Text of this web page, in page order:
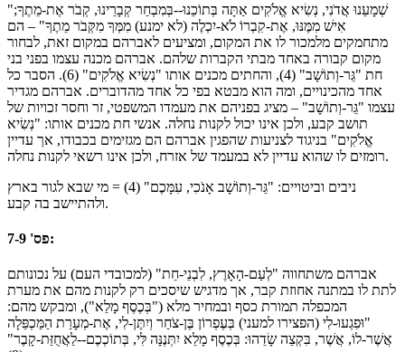
"שְׁמָעֵנוּ אֲדֹנִי, נְשִׂיא אֱלֹקִים אַתָּה בְּתוֹכֵנוּ--בְּמִבְחַר קְבָרֵינוּ, קְבֹר אֶת-מֵתֶךָ;
אִישׁ מִמֶּנּוּ, אֶת-קִבְרוֹ לֹא-יִכְלֶה (לא ימנע) מִמְּךָ מִקְּבֹר מֵתֶךָ" – הם
מתחמקים מלמכור לו את המקום, ומציעים לאברהם במקום זאת, לבחור
מקום קבורה באחד מבתי הקברות שלהם. אברהם מכנה עצמו בפני בני
חת "גֵּר-וְתוֹשָׁב" (4), והחתים מכנים אותו "נְשִׂיא אֱלֹקִים" (6). הסבר כל
אחד מהכינויים, ומה הוא מבטא בפי כל אחד מהדוברים. אברהם מגדיר
עצמו "גֵּר-וְתוֹשָׁב" – מציג בפניהם את מעמדו המשפטי, זר וחסר זכויות של
תושב קבע, ולכן אינו יכול לקנות נחלה. אנשי חת מכנים אותו: "נְשִׂיא
אֱלֹקִים" בניגוד לצניעות שהפגין אברהם הם מגזימים בכבודו, אך עדיין
רומזים לו שהוא עדיין לא במעמד של אזרח, ולכן אינו רשאי לקנות נחלה.
ניבים וביטויים: "גֵּר-וְתוֹשָׁב אָנֹכִי, עִמָּכֶם" (4) = מי שבא לגור בארץ
ולהתיישב בה קבע.
פס' 7-9:
אברהם משתחווה "לְעַם-הָאָרֶץ, לִבְנֵי-חֵת" (למכובדי העם) על נכונותם
לתת לו במתנה אחוזת קבר, אך מדגיש שיסכים רק לקנות מהם את מערת
המכפלה תמורת כסף ובמחיר מלא ("בְּכֶסֶף מָלֵא"), ומבקש מהם:
"וּפִגְעוּ-לִי (הפצירו למעני) בְּעֶפְרוֹן בֶּן-צֹחַר וְיִתֶּן-לִי, אֶת-מְעָרַת הַמַּכְפֵּלָה
אֲשֶׁר-לוֹ, אֲשֶׁר, בִּקְצֵה שָׂדֵהוּ: בְּכֶסֶף מָלֵא יִתְּנֶנָּה לִּי, בְּתוֹכְכֶם--לַאֲחֻזַּת-קָבֶר"